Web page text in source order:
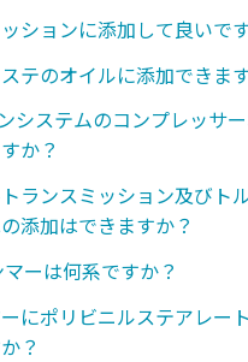
ションに添加して良いで
テのオイルに添加できま
システムのコンプレッサ
か？
ランスミッション及びト
添加はできますか？
ーは何系ですか？
にポリビニルステアレー
？